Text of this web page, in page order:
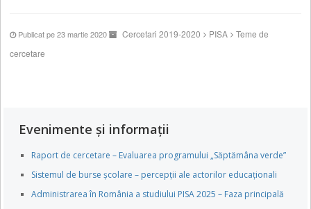
Publicat pe 23 martie 2020 Cercetari 2019-2020 PISA
Teme de
cercetare
Evenimente și informații
Raport de cercetare – Evaluarea programului „Săptămâna verde”
Sistemul de burse școlare – percepții ale actorilor educaționali
Administrarea în România a studiului PISA 2025 – Faza principală